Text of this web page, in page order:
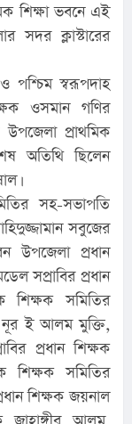
শিক্ষা ভবনে এই
সদর ক্লাস্টারের
পশ্চিম স্বরূপদাহ
ওসমান গণির
উপজেলা প্রাথমিক
অতিথি ছিলেন
সহ-সভাপতি
সবুজের
উপজেলা প্রধান
সপ্রাবির প্রধান
শিক্ষক সমিতির
নূর ই আলম মুক্তি,
প্রধান শিক্ষক
শিক্ষক সমিতির
শিক্ষক জয়নাল